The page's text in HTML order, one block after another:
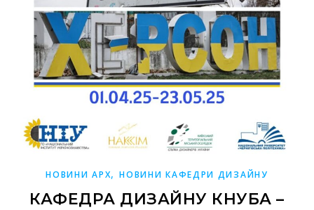
НОВИНИ АРХ,НОВИНИ КАФЕДРИ ДИЗАЙНУ
КАФЕДРА ДИЗАЙНУ КНУБА –